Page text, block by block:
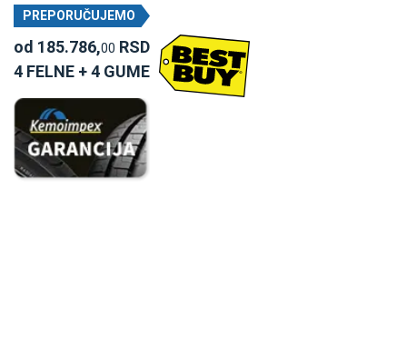
PREPORUČUJEMO
od 185.786,00 RSD
4 FELNE + 4 GUME